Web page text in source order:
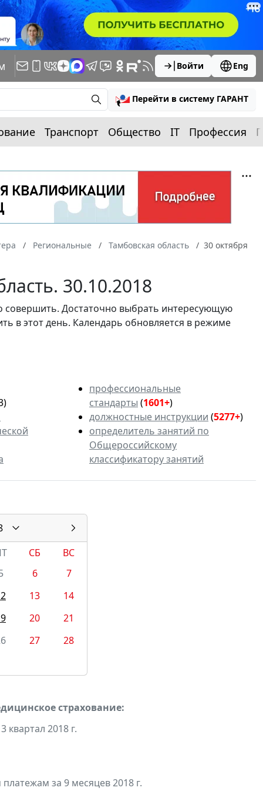
Войти Eng
Перейти в систему ГАРАНТ
Транспорт Общество IT Профессия
Региональные Тамбовская область 30 октября
30.10.2018
совершить. Достаточно выбрать интересующую
в этот день. Календарь обновляется в режиме
профессиональные
стандарты (1601+)
должностные инструкции (5277+)
определитель занятий по
Общероссийскому
классификатору занятий
СБ
ВС
6
7
13
14
20
21
27 28
страхование:
квартал 2018 г.
за 9 месяцев 2018 г.